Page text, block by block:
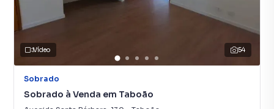
54
Vídeo
Sobrado
Sobrado à Venda em Taboão